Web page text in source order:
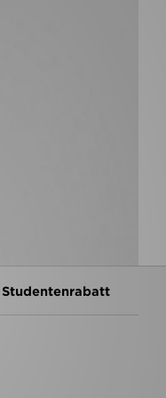
Studentenrabatt